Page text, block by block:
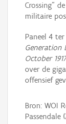
Crossing"
militaire
Paneel 4
Generation
October 1917
over de
offensief
Bron: WOI
Passendale